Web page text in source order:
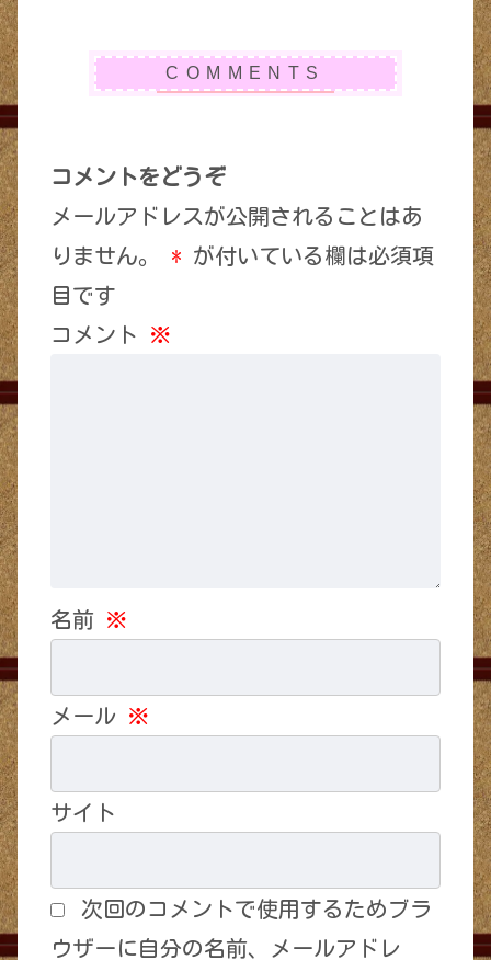
コメントをどうぞ
メールアドレスが公開されることはあ
りません。
* が付いている欄は必須項
目です
コメント ※
名前 ※
メール ※
サイト
次回のコメントで使用するためブラ
ウザーに自分の名前、メールアドレ